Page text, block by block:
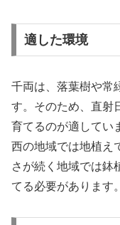
適した環境
千両は、落葉樹や常
す。そのため、直射
育てるのが適してい
西の地域では地植え
さが続く地域では鉢
てる必要があります。